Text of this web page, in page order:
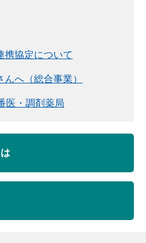
携協定について
へ（総合事業）
医・調剤薬局